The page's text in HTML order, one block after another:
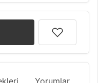
Yorumlar